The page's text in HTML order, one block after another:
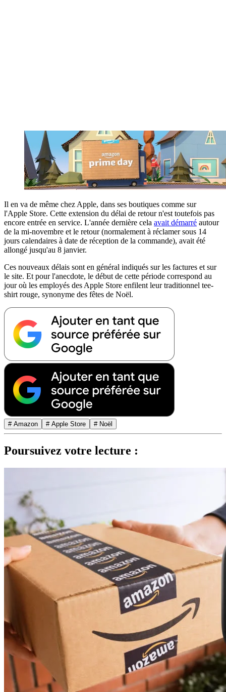
Il en va de même chez Apple, dans ses boutiques comme sur
l'Apple Store. Cette extension du délai de retour n'est toutefois pas
encore entrée en service. L'année dernière cela avait démarré autour
de la mi-novembre et le retour (normalement à réclamer sous 14
jours calendaires à date de réception de la commande), avait été
allongé jusqu'au 8 janvier.
Ces nouveaux délais sont en général indiqués sur les factures et sur
le site. Et pour l'anecdote, le début de cette période correspond au
jour où les employés des Apple Store enfilent leur traditionnel tee-
shirt rouge, synonyme des fêtes de Noël.
# Amazon # Apple Store # Noël
Poursuivez votre lecture :